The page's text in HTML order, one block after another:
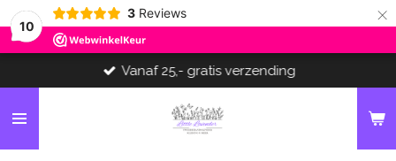
10
3 Reviews ×
Vanaf 25,- gratis verzending